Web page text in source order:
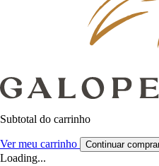
Subtotal do carrinho
Ver meu carrinho Continuar
Loading...